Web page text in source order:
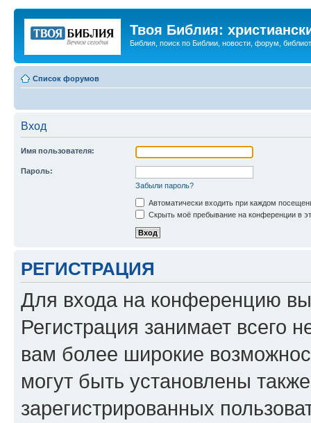
Твоя Библия:
Библия, поиск по Библии, новости, форум,
Список форумов
Вход
Имя пользователя:
Пароль:
Забыли пароль?
Автоматически входить при каждом
Скрыть моё пребывание на конференции в
РЕГИСТРАЦИЯ
Для входа на конференцию
Регистрация занимает всего
вам более широкие
могут быть установлены
зарегистрированных